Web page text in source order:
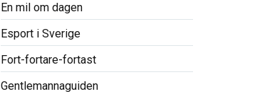
En mil om dagen
Esport i Sverige
Fort-fortare-fortast
Gentlemannaguiden